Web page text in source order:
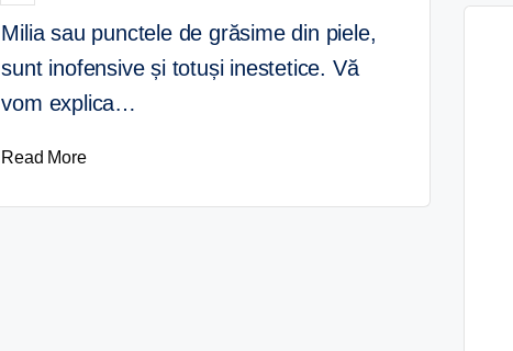
Milia sau punctele de grăsime din piele,
sunt inofensive și totuși inestetice. Vă
vom explica…
Read More